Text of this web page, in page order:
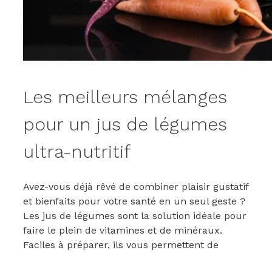
Les meilleurs mélanges
pour un jus de légumes
ultra-nutritif
Avez-vous déjà rêvé de combiner plaisir gustatif
et bienfaits pour votre santé en un seul geste ?
Les jus de légumes sont la solution idéale pour
faire le plein de vitamines et de minéraux.
Faciles à préparer, ils vous permettent de